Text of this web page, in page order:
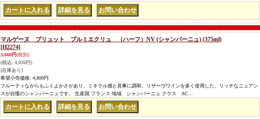
マルゲーヌ ブリュット プルミエクリュ （ハーフ）NV (シャンパーニュ) (375ml)
[H2274]
3,660円(税別)
(税込: 4,026円)
[在庫あり]
希望小売価格: 4,800円
フルーティながらもふくよかさがあり、ミネラル感と見事に調和。リザーヴワインを多く使用した、リッチなニュアン
スが自慢のシャンパーニュです。 生産国 フランス 地域 シャンパーニュ クラス AC…